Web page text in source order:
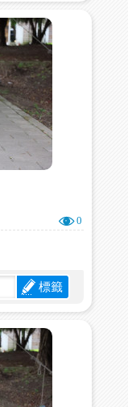
0
標籤